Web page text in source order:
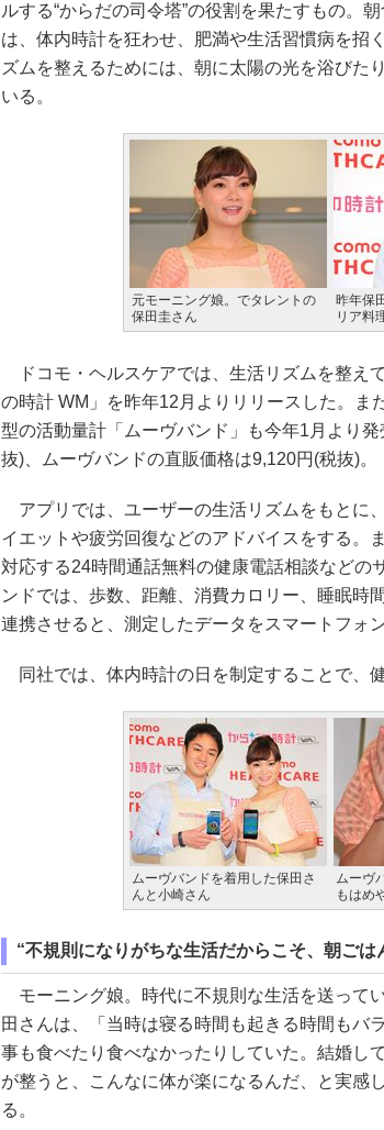
ルする“からだの司令塔”の役割を果たすもの。
は、体内時計を狂わせ、肥満や生活習慣病を招
ズムを整えるためには、朝に太陽の光を浴びた
いる。
元モーニング娘。でタレントの
保田圭さん
昨年保
リア料
ドコモ・ヘルスケアでは、生活リズムを整え
の時計 WM」を昨年12月よりリリースした。ま
型の活動量計「ムーヴバンド」も今年1月より
抜)、ムーヴバンドの直販価格は9,120円(税抜)。
アプリでは、ユーザーの生活リズムをもとに
イエットや疲労回復などのアドバイスをする。
対応する24時間通話無料の健康電話相談などの
ンドでは、歩数、距離、消費カロリー、睡眠時
連携させると、測定したデータをスマートフォ
同社では、体内時計の日を制定することで、
ムーヴバンドを着用した保田さ
んと小崎さん
ムーヴ
もはめ
“不規則になりがちな生活だからこそ、朝ごは
モーニング娘。時代に不規則な生活を送って
田さんは、「当時は寝る時間も起きる時間もバ
事も食べたり食べなかったりしていた。結婚し
が整うと、こんなに体が楽になるんだ、と実感
る。